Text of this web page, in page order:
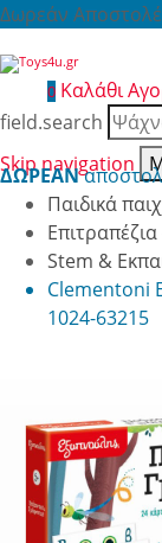
Δωρεάν
0 Καλάθι
field.search
Skip navigation
ΔΩΡΕΑΝ
Παιδικά
Stem &
Clementoni
1024-63215